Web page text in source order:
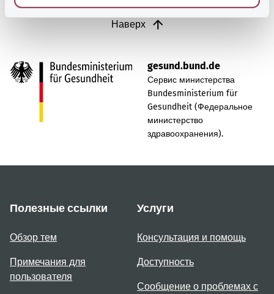
Наверх
gesund.bund.de
Сервис министерства
Bundesministerium für
Gesundheit (Федеральное
министерство
здравоохранения).
Полезные ссылки
Обзор тем
Примечания для
пользователя
Услуги
Консультация и помощь
Доступность
Сообщение о проблемах с